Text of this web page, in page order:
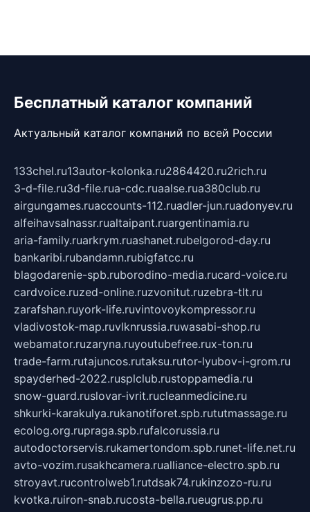
Бесплатный каталог компаний
Актуальный каталог компаний по всей России
133chel.ru13autor-kolonka.ru2864420.ru2rich.ru
3-d-file.ru3d-file.rua-cdc.ruaalse.rua380club.ru
airgungames.ruaccounts-112.ruadler-jun.ruadonyev.ru
alfeihavsalnassr.rualtaipant.ruargentinamia.ru
aria-family.ruarkrym.ruashanet.rubelgorod-day.ru
bankaribi.rubandamn.rubigfatcc.ru
blagodarenie-spb.ruborodino-media.rucard-voice.ru
cardvoice.ruzed-online.ruzvonitut.ruzebra-tlt.ru
zarafshan.ruyork-life.ruvintovoykompressor.ru
vladivostok-map.ruvlknrussia.ruwasabi-shop.ru
webamator.ruzaryna.ruyoutubefree.rux-ton.ru
trade-farm.rutajuncos.rutaksu.rutor-lyubov-i-grom.ru
spayderhed-2022.rusplclub.rustoppamedia.ru
snow-guard.ruslovar-ivrit.rucleanmedicine.ru
shkurki-karakulya.rukanotiforet.spb.rututmassage.ru
ecolog.org.rupraga.spb.rufalcorussia.ru
autodoctorservis.rukamertondom.spb.runet-life.net.ru
avto-vozim.rusakhcamera.rualliance-electro.spb.ru
stroyavt.rucontrolweb1.rutdsak74.rukinzozo-ru.ru
kvotka.ruiron-snab.rucosta-bella.rueugrus.pp.ru